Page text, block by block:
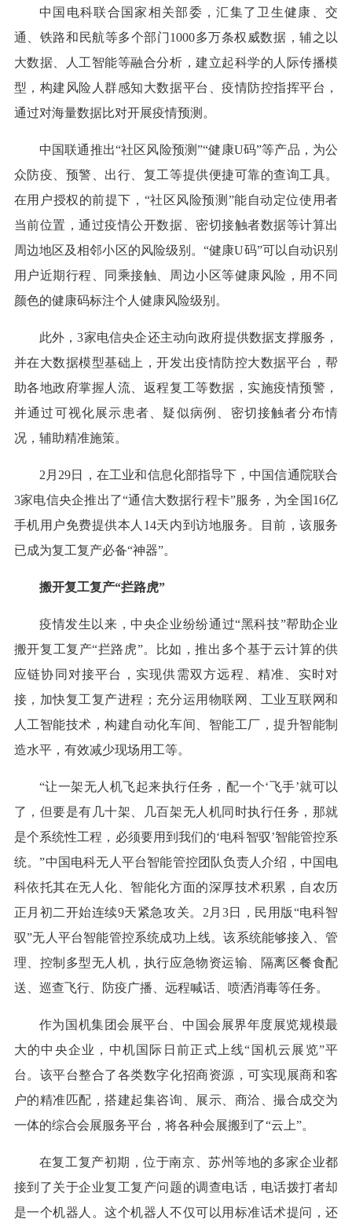
中国电科联合国家相关部委，汇集了卫生健康、交
通、铁路和民航等多个部门1000多万条权威数据，辅之以
大数据、人工智能等融合分析，建立起科学的人际传播模
型，构建风险人群感知大数据平台、疫情防控指挥平台，
通过对海量数据比对开展疫情预测。
中国联通推出“社区风险预测”“健康U码”等产品，为公
众防疫、预警、出行、复工等提供便捷可靠的查询工具。
在用户授权的前提下，“社区风险预测”能自动定位使用者
当前位置，通过疫情公开数据、密切接触者数据等计算出
周边地区及相邻小区的风险级别。“健康U码”可以自动识别
用户近期行程、同乘接触、周边小区等健康风险，用不同
颜色的健康码标注个人健康风险级别。
此外，3家电信央企还主动向政府提供数据支撑服务，
并在大数据模型基础上，开发出疫情防控大数据平台，帮
助各地政府掌握人流、返程复工等数据，实施疫情预警，
并通过可视化展示患者、疑似病例、密切接触者分布情
况，辅助精准施策。
2月29日，在工业和信息化部指导下，中国信通院联合
3家电信央企推出了“通信大数据行程卡”服务，为全国16亿
手机用户免费提供本人14天内到访地服务。目前，该服务
已成为复工复产必备“神器”。
搬开复工复产“拦路虎”
疫情发生以来，中央企业纷纷通过“黑科技”帮助企业
搬开复工复产“拦路虎”。比如，推出多个基于云计算的供
应链协同对接平台，实现供需双方远程、精准、实时对
接，加快复工复产进程；充分运用物联网、工业互联网和
人工智能技术，构建自动化车间、智能工厂，提升智能制
造水平，有效减少现场用工等。
“让一架无人机飞起来执行任务，配一个‘飞手’就可以
了，但要是有几十架、几百架无人机同时执行任务，那就
是个系统性工程，必须要用到我们的‘电科智驭’智能管控系
统。”中国电科无人平台智能管控团队负责人介绍，中国电
科依托其在无人化、智能化方面的深厚技术积累，自农历
正月初二开始连续9天紧急攻关。2月3日，民用版“电科智
驭”无人平台智能管控系统成功上线。该系统能够接入、管
理、控制多型无人机，执行应急物资运输、隔离区餐食配
送、巡查飞行、防疫广播、远程喊话、喷洒消毒等任务。
作为国机集团会展平台、中国会展界年度展览规模最
大的中央企业，中机国际日前正式上线“国机云展览”平
台。该平台整合了各类数字化招商资源，可实现展商和客
户的精准匹配，搭建起集咨询、展示、商洽、撮合成交为
一体的综合会展服务平台，将各种会展搬到了“云上”。
在复工复产初期，位于南京、苏州等地的多家企业都
接到了关于企业复工复产问题的调查电话，电话拨打者却
是一个机器人。这个机器人不仅可以用标准话术提问，还